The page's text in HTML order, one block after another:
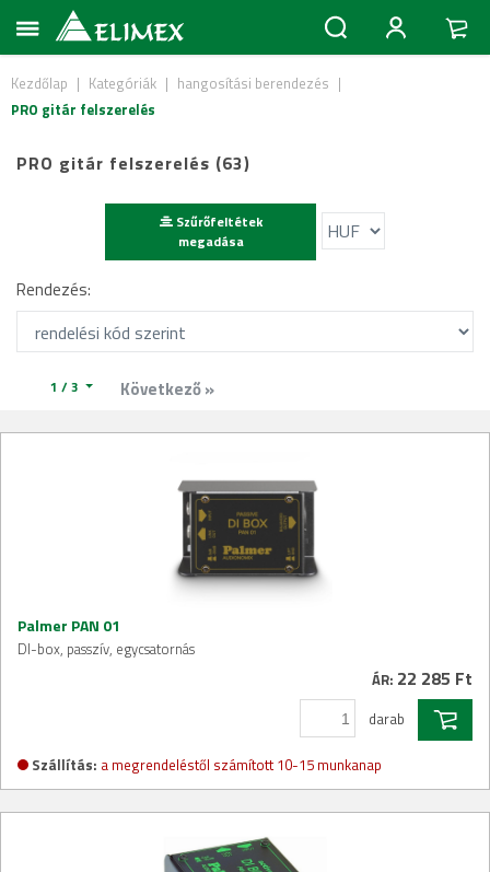
Kezdőlap | Kategóriák | hangosítási berendezés |
PRO gitár felszerelés
PRO gitár felszerelés (63)
Szűrőfeltétek
megadása
Rendezés:
1 / 3 Következő »
Palmer PAN 01
DI-box, passzív, egycsatornás
ÁR: 22 285 Ft
darab
Szállítás: a megrendeléstől számított 10-15 munkanap